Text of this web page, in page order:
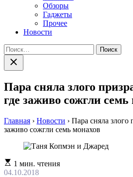
Обзоры
Гаджеты
Прочее
Новости
Найти:
Закрыть
поиск
Пара сняла злого
где заживо сожгли семь
Главная › Новости › Пара сняла злого
заживо сожгли семь монахов
Расчетное
время
1 мин. чтения
04.10.2018